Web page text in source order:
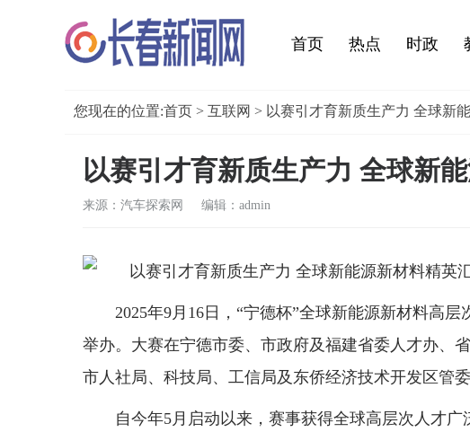
首页 热点 时政
您现在的位置:首页 > 互联网 > 以赛引才育新质生产力 全球新
以赛引才育新质生产力 全球新
来源：汽车探索网 编辑：admin
2025年9月16日，“宁德杯”全球新能源新材料高
举办。大赛在宁德市委、市政府及福建省委人才办、
市人社局、科技局、工信局及东侨经济技术开发区管委
自今年5月启动以来，赛事获得全球高层次人才